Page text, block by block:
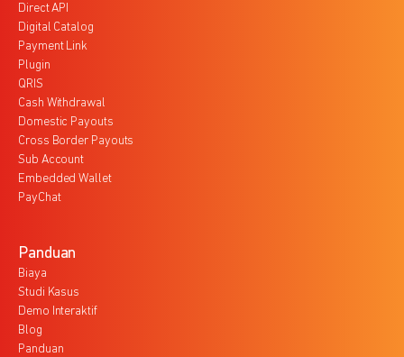
Direct API
Digital Catalog
Payment Link
Plugin
QRIS
Cash Withdrawal
Domestic Payouts
Cross Border Payouts
Sub Account
Embedded Wallet
PayChat
Panduan
Biaya
Studi Kasus
Demo Interaktif
Blog
Panduan